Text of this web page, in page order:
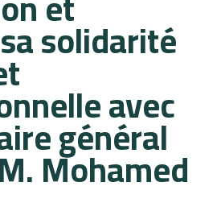
solidarité
avec
général
Mohamed